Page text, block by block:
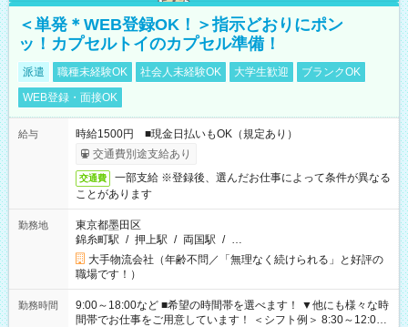
＜単発＊WEB登録OK！＞指示どおりにポン
ッ！カプセルトイのカプセル準備！
派遣 職種未経験OK 社会人未経験OK 大学生歓迎
ブランクOK
WEB登録・面接OK
給与
時給1500円 ■現金日払いもOK（規定あり）
交通費別途支給あり
交通費
一部支給 ※登録後、選んだお仕事によって条件が異なる
ことがあります
勤務地
東京都墨田区
錦糸町駅 / 押上駅 / 両国駅 / …
大手物流会社（年齢不問／「無理なく続けられる」と好評の
職場です！）
勤務時間
9:00～18:00など ■希望の時間帯を選べます！ ▼他にも様々な時
間帯でお仕事をご用意しています！ ＜シフト例＞ 8:30～12:00